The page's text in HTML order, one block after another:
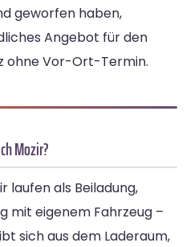
geworfen haben,
Angebot für den
ohne Vor-Ort-Termin.
Mozir?
laufen als Beiladung,
mit eigenem Fahrzeug –
sich aus dem Laderaum,